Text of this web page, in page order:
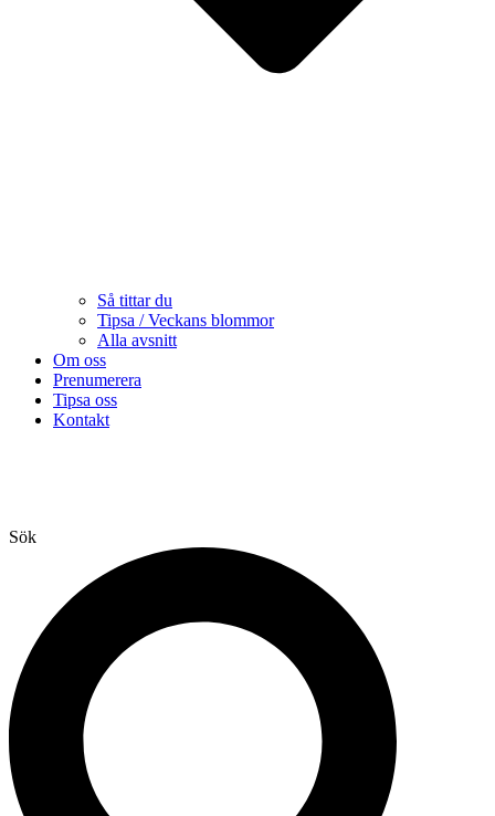
Så tittar du
Tipsa / Veckans blommor
Alla avsnitt
Om oss
Prenumerera
Tipsa oss
Kontakt
Sök